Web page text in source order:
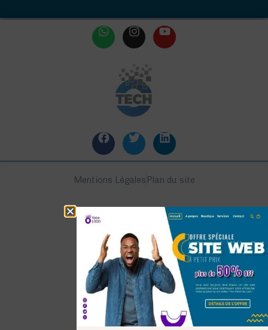
Mentions Légales Plan du site